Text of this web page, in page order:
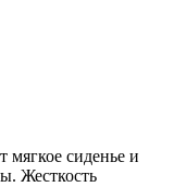
мягкое сиденье и
Жесткость